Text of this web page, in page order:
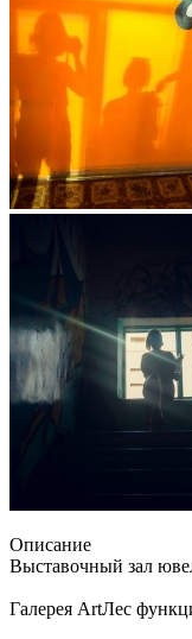
Описание
Выставочный зал
Галерея ArtЛес